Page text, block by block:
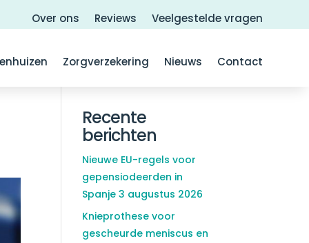
Over ons Reviews Veelgestelde vragen
Zorgverzekering Nieuws Contact
Recente
berichten
Nieuwe EU-regels voor
gepensiodeerden in
Spanje 3 augustus 2026
Knieprothese voor
gescheurde meniscus en